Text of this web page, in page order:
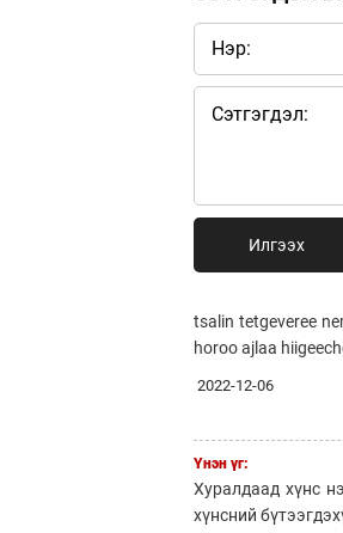
Илгээх
tsalin tetgeveree
horoo ajlaa
2022-12-06
Үнэн үг:
Хуралдаад хүнс
хүнсний